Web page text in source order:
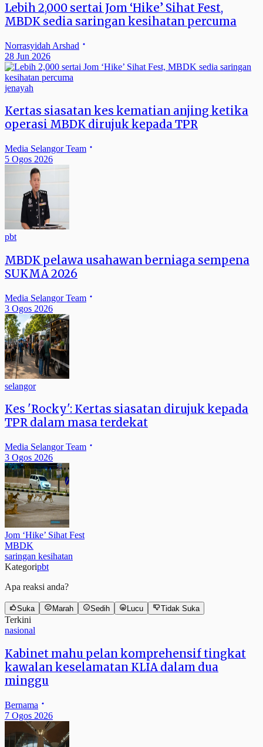
Lebih 2,000 sertai Jom ‘Hike’ Sihat Fest,
MBDK sedia saringan kesihatan percuma
Norrasyidah Arshad
28 Jun 2026
jenayah
Kertas siasatan kes kematian anjing ketika
operasi MBDK dirujuk kepada TPR
Media Selangor Team
5 Ogos 2026
pbt
MBDK pelawa usahawan berniaga sempena
SUKMA 2026
Media Selangor Team
3 Ogos 2026
selangor
Kes 'Rocky': Kertas siasatan dirujuk kepada
TPR dalam masa terdekat
Media Selangor Team
3 Ogos 2026
Jom ‘Hike’ Sihat Fest
MBDK
saringan kesihatan
Kategoripbt
Apa reaksi anda?
Suka Marah Sedih Lucu Tidak Suka
Terkini
nasional
Kabinet mahu pelan komprehensif tingkat
kawalan keselamatan KLIA dalam dua
minggu
Bernama
7 Ogos 2026